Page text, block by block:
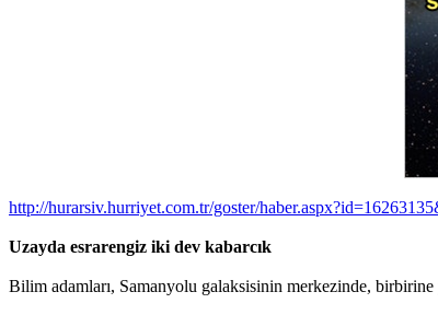
http://hurarsiv.hurriyet.com.tr/goster/
Uzayda esrarengiz iki dev kabarcık
Bilim adamları, Samanyolu galaksisinin merkezinde, birbirine